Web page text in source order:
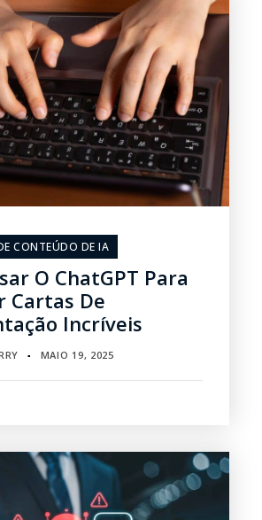
CONTEÚDO DE IA
O ChatGPT Para
Cartas De
Incríveis
▪ MAIO 19, 2025